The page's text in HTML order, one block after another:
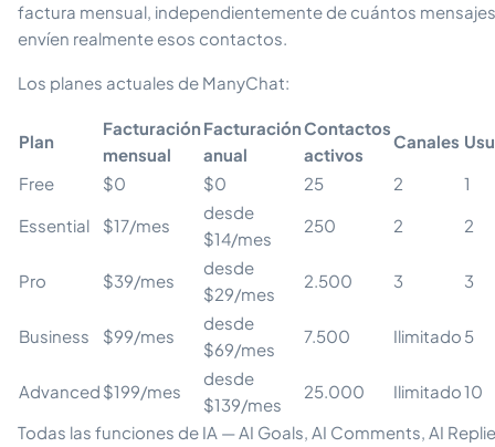
factura mensual, independientemente de cuántos mensajes
envíen realmente esos contactos.
Los planes actuales de ManyChat:
Plan
Facturación
mensual
Facturación
anual
Contactos
activos
Canales
Free
$0 $0 25 2
1
Essential
$17/mes
desde
$14/mes
250 2 2
Pro $39/mes
desde
$29/mes
2.500 3 3
Business $99/mes
desde
$69/mes
7.500 Ilimitado 5
Advanced $199/mes
desde
$139/mes
25.000 Ilimitado10
Todas las funciones de IA — AI Goals, AI Comments, AI